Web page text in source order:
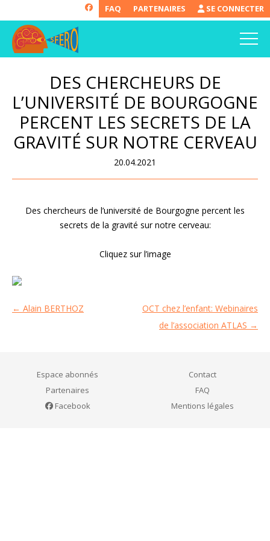
SE CONNECTER
PARTENAIRES
FAQ
DES CHERCHEURS DE
L’UNIVERSITÉ DE BOURGOGNE
PERCENT LES SECRETS DE LA
GRAVITÉ SUR NOTRE CERVEAU
20.04.2021
Des chercheurs de l’université de Bourgogne percent les
secrets de la gravité sur notre cerveau:
Cliquez sur l’image
Navigation
← Alain BERTHOZ
OCT chez l’enfant: Webinaires
de l’association ATLAS →
Espace abonnés
Partenaires
Facebook
Contact
FAQ
Mentions légales